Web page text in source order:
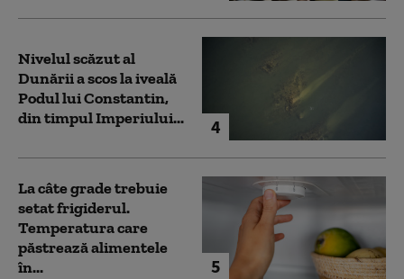
4
Nivelul scăzut al
Dunării a scos la iveală
Podul lui Constantin,
din timpul Imperiului...
5
La câte grade trebuie
setat frigiderul.
Temperatura care
păstrează alimentele
în...